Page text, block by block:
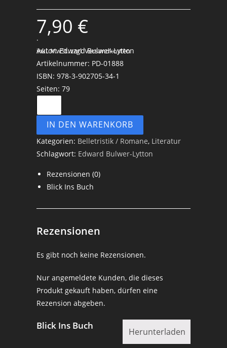
7,90 €
inkl. MwSt.zzgl. Versandkosten
.
Autor: Edward Bulwer-Lytton
Artikelnummer: PD-01888
ISBN: 978-3-902705-34-1
Seiten: 79
IN DEN WARENKORB
Kategorien: Belletristik / Romane, Literatur
Schlagwort: Edward Bulwer-Lytton
Rezensionen (0)
Blick Ins Buch
Rezensionen
Es gibt noch keine Rezensionen.
Nur angemeldete Kunden, die dieses
Produkt gekauft haben, dürfen eine
Rezension abgeben.
Blick Ins Buch
Herunterladen